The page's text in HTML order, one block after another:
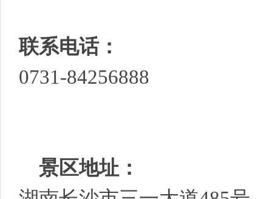
联系电话：
0731-84256888
景区地址：